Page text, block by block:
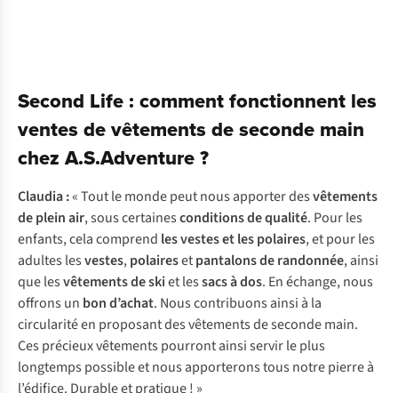
Second Life : comment fonctionnent les
ventes de vêtements de seconde main
chez A.S.Adventure ?
Claudia :« Tout le monde peut nous apporter desvêtements
de plein air, sous certainesconditions de qualité. Pour les
enfants, cela comprend lesvestes et les polaires, et pour les
adultes lesvestes,polairesetpantalons de randonnée, ainsi
que lesvêtements de skiet lessacs à dos. En échange, nous
offrons un bon d’achat. Nous contribuons ainsi à la
circularité en proposant des vêtements de seconde main.
Ces précieux vêtements pourront ainsi servir le plus
longtemps possible et nous apporterons tous notre pierre à
l’édifice. Durable et pratique ! »